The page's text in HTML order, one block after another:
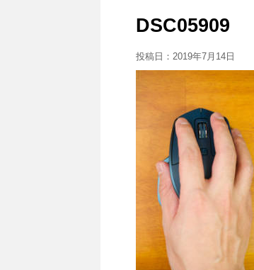
DSC05909
投稿日： 2019年7月14日